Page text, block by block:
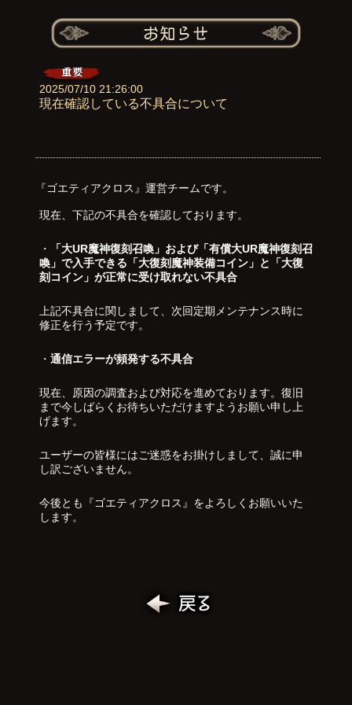
2025/07/10 21:26:00
現在確認している不具合について
『ゴエティアクロス』運営チームです。
現在、下記の不具合を確認しております。
・
「大UR魔神復刻召喚」および「有償大UR魔神復刻召
喚」で入手できる「大復刻魔神装備コイン」と「大復
刻コイン」が正常に受け取れない不具合
上記不具合に関しまして、次回定期メンテナンス時に
修正を行う予定です。
・ 通信エラーが頻発する不具合
現在、原因の調査および対応を進めております。復旧
まで今しばらくお待ちいただけますようお願い申し上
げます。
ユーザーの皆様にはご迷惑をお掛けしまして、誠に申
し訳ございません。
今後とも『ゴエティアクロス』をよろしくお願いいた
します。